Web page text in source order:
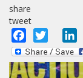
share
tweet
Facebook
Twitter